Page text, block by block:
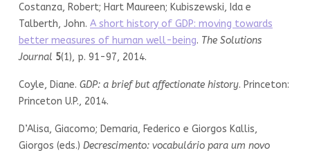
Costanza, Robert; Hart Maureen; Kubiszewski, Ida e
Talberth, John. A short history of GDP: moving towards
better measures of human well-being. The Solutions
Journal 5(1), p. 91-97, 2014.
Coyle, Diane. GDP: a brief but affectionate history. Princeton:
Princeton U.P., 2014.
D’Alisa, Giacomo; Demaria, Federico e Giorgos Kallis,
Giorgos (eds.) Decrescimento: vocabulário para um novo